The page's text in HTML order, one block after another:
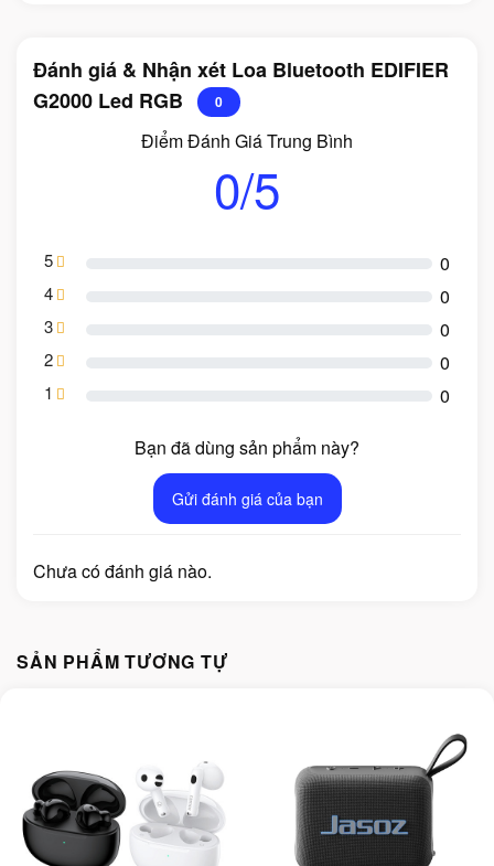
Đánh giá & Nhận xét Loa Bluetooth EDIFIER
G2000 Led RGB
0
Điểm Đánh Giá Trung Bình
0/5
5 0
4 0
3 0
2 0
1 0
Bạn đã dùng sản phẩm này?
Gửi đánh giá của bạn
Chưa có đánh giá nào.
SẢN PHẨM TƯƠNG TỰ